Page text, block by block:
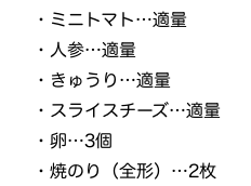
・ミニトマト…適量
・人参…適量
・きゅうり…適量
・スライスチーズ…適量
・卵…3個
・焼のり（全形）…2枚